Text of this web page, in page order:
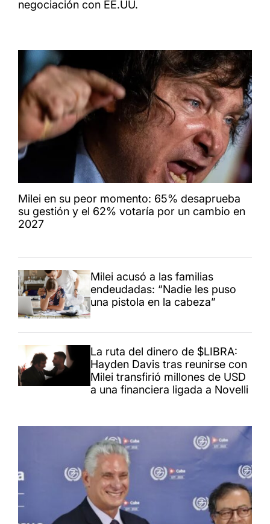
negociación con EE.UU.
Milei en su peor momento: 65% desaprueba
su gestión y el 62% votaría por un cambio en
2027
Milei acusó a las familias
endeudadas: “Nadie les puso
una pistola en la cabeza”
La ruta del dinero de $LIBRA:
Hayden Davis tras reunirse con
Milei transfirió millones de USD
a una financiera ligada a Novelli